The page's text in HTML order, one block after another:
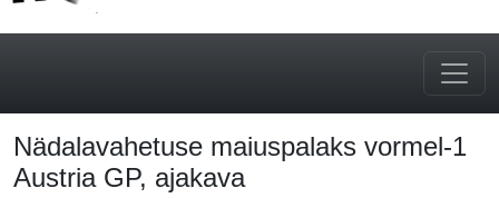
Nädalavahetuse maiuspalaks vormel-1
Austria GP, ajakava